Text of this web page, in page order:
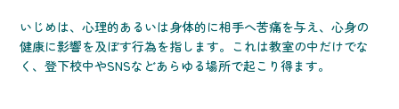
いじめは、心理的あるいは身体的に相手へ苦痛を与え、心身の
健康に影響を及ぼす行為を指します。これは教室の中だけでな
く、登下校中やSNSなどあらゆる場所で起こり得ます。